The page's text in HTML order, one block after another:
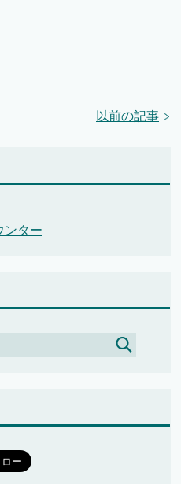
以前の記事